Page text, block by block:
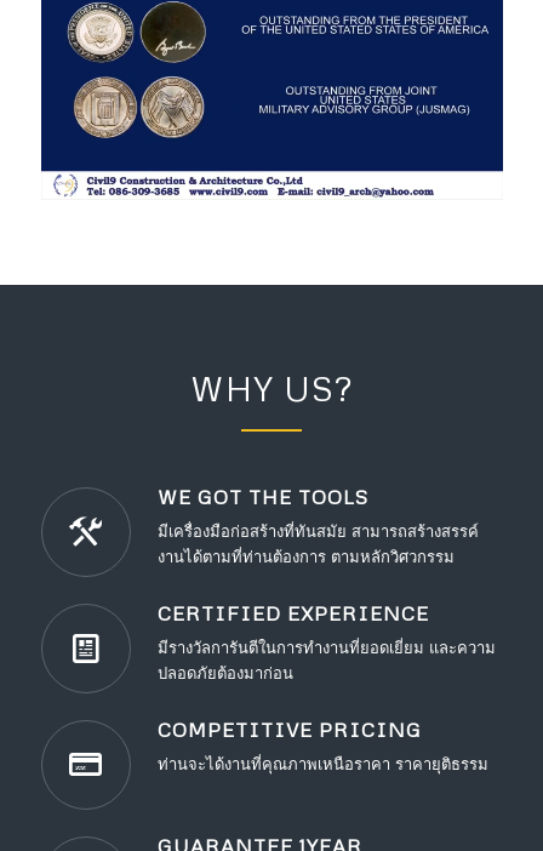
WHY US?
WE GOT THE TOOLS
มีเครื่องมือก่อสร้างที่ทันสมัย สามารถสร้างสรรค์
งานได้ตามที่ท่านต้องการ ตามหลักวิศวกรรม
CERTIFIED EXPERIENCE
มีรางวัลการันตีในการทำงานที่ยอดเยี่ยม และความ
ปลอดภัยต้องมาก่อน
COMPETITIVE PRICING
ท่านจะได้งานที่คุณภาพเหนือราคา ราคายุติธรรม